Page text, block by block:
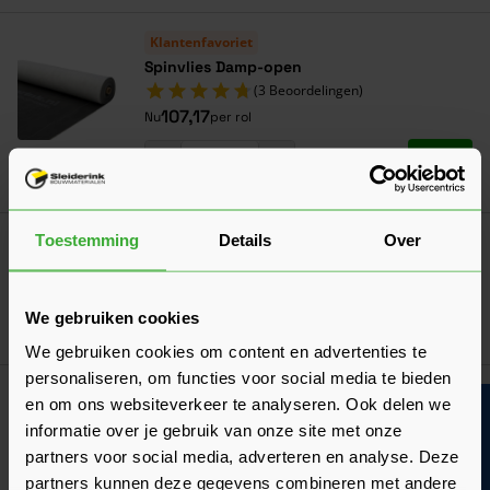
Toestemming Details Over
We gebruiken cookies
We gebruiken cookies om content en advertenties te
personaliseren, om functies voor social media te bieden
en om ons websiteverkeer te analyseren. Ook delen we
informatie over je gebruik van onze site met onze
partners voor social media, adverteren en analyse. Deze
partners kunnen deze gegevens combineren met andere
Klantenfavoriet
Spinvlies Damp-open
(3 Beoordelingen)
Nu107,17per rol
In
Bahco Barracuda handzaag 55 cm
Nu19,36per stuk
Dé oplossing bij slecht weer!
Verkrijgbaar in 7 afmetingen